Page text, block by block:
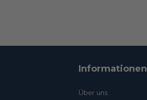
Informationen
Über uns